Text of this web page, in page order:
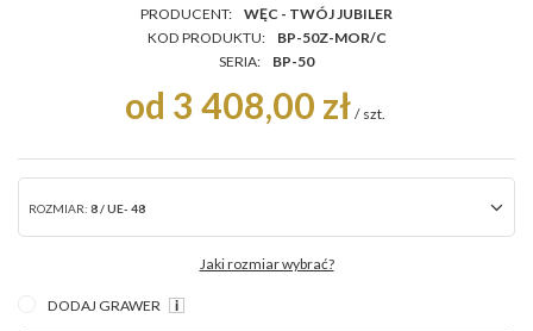
PRODUCENT:
WĘC - TWÓJ JUBILER
KOD PRODUKTU:
BP-50Z-MOR/C
SERIA:
BP-50
od 3 408,00 zł / szt.
ROZMIAR: 8 / UE- 48
Jaki rozmiar wybrać?
DODAJ GRAWER